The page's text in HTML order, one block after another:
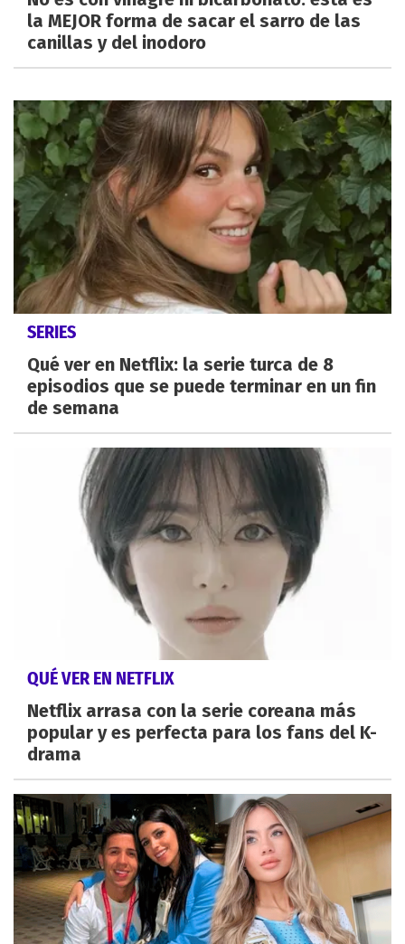
la MEJOR forma de sacar el sarro de las
canillas y del inodoro
SERIES
Qué ver en Netflix: la serie turca de 8
episodios que se puede terminar en un fin
de semana
QUÉ VER EN NETFLIX
Netflix arrasa con la serie coreana más
popular y es perfecta para los fans del K-
drama